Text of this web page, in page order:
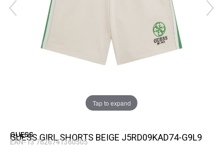
Tap to expand
GUESS
GUESS GIRL SHORTS BEIGE J5RD09KAD74-G9L9
EAN-13 7626741360505